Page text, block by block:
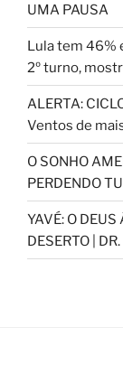
UMA PAUSA
Lula tem 46%
2º turno,
ALERTA:
Ventos de
O SONHO
PERDENDO
YAVÉ: O DEUS
DESERTO |